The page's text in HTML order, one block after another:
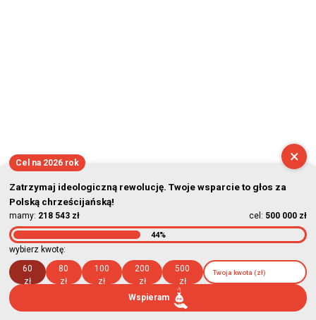
×
Cel na 2026 rok
Zatrzymaj ideologiczną rewolucję. Twoje wsparcie to głos za
Polską chrześcijańską!
mamy: 218 543 zł cel: 500 000 zł
44%
wybierz kwotę:
60
zł
80
zł
100
zł
200
zł
500
zł
Wspieram